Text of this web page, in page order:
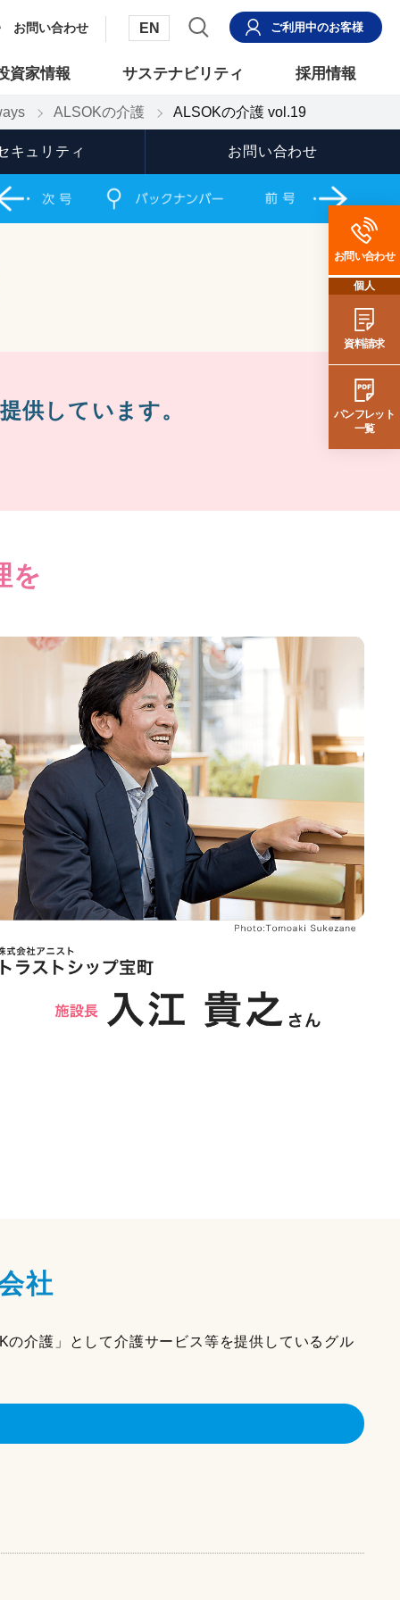
お問い合わせ EN ご利用中のお客様
資家情報 サステナビリティ 採用情報
ALSOKの介護 ALSOKの介護 vol.19
キュリティ お問い合わせ
供しています。
を
社
介護」として介護サービス等を提供しているグル
お問い合わせ
個人
資料請求
パンフレット
一覧